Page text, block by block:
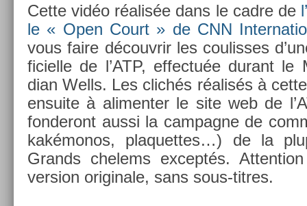
Cette vidéo réalisée dans le cadre de
le « Open Court » de CNN
vous faire découv­rir les co­ulis­ses
ficiel­le de l’ATP, ef­fectuée durant le
dian Wells. Les clichés réalisés à
en­suite à al­iment­er le site web de
fon­deront aussi la cam­pagne de
kakémonos, plaquet­tes…) de la
Grands chelems ex­ceptés.
vers­ion originale, sans sous-titres.